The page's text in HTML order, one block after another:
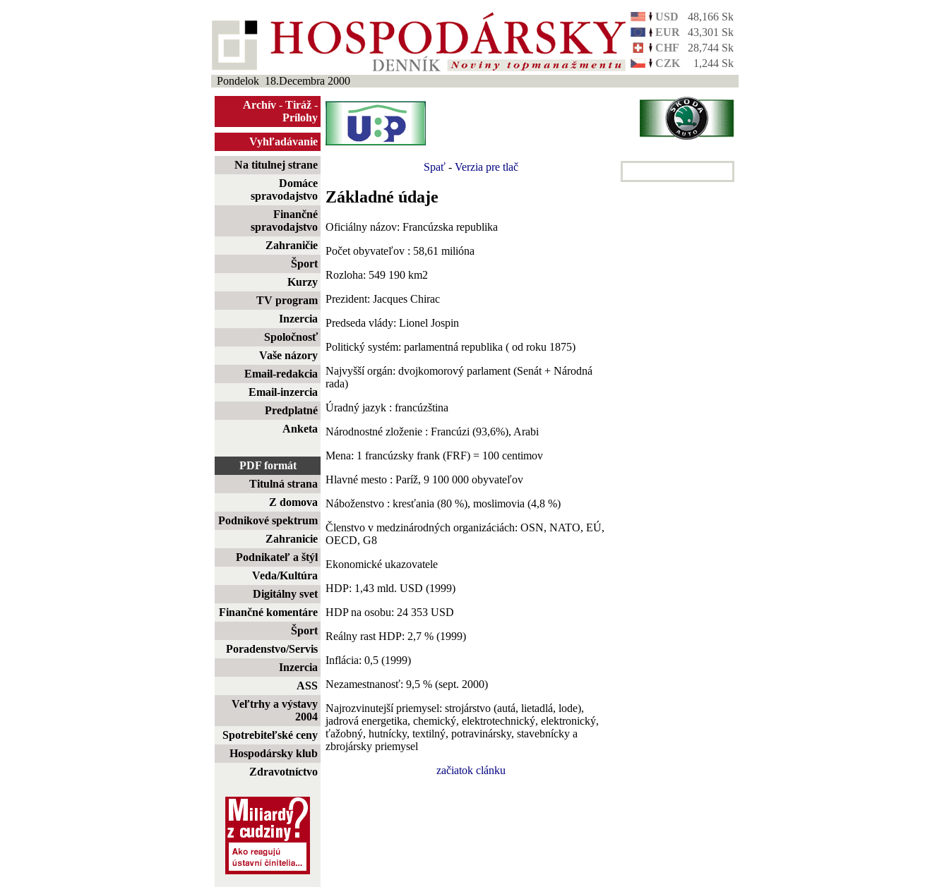
USD
48,166 Sk
EUR
43,301 Sk
CHF
28,744 Sk
CZK
1,244 Sk
Pondelok 18.Decembra 2000
Archív - Tiráž -
Prílohy
Vyhľadávanie
Na titulnej strane
Domáce
spravodajstvo
Finančné
spravodajstvo
Zahraničie
Šport
Kurzy
TV program
Inzercia
Spoločnosť
Vaše názory
Email-redakcia
Email-inzercia
Predplatné
Anketa
PDF formát
Titulná strana
Z domova
Podnikové spektrum
Zahranicie
Podnikateľ a štýl
Veda/Kultúra
Digitálny svet
Finančné komentáre
Šport
Poradenstvo/Servis
Inzercia
ASS
Veľtrhy a výstavy
2004
Spotrebiteľské ceny
Hospodársky klub
Zdravotníctvo
Spať- Verzia pre tlač
Základné údaje
Oficiálny názov: Francúzska republika
Počet obyvateľov : 58,61 milióna
Rozloha: 549 190 km2
Prezident: Jacques Chirac
Predseda vlády: Lionel Jospin
Politický systém: parlamentná republika ( od roku 1875)
Najvyšší orgán: dvojkomorový parlament (Senát + Národná
rada)
Úradný jazyk : francúzština
Národnostné zloženie : Francúzi (93,6%), Arabi
Mena: 1 francúzsky frank (FRF) = 100 centimov
Hlavné mesto : Paríž, 9 100 000 obyvateľov
Náboženstvo : kresťania (80 %), moslimovia (4,8 %)
Členstvo v medzinárodných organizáciách: OSN, NATO, EÚ,
OECD, G8
Ekonomické ukazovatele
HDP: 1,43 mld. USD (1999)
HDP na osobu: 24 353 USD
Reálny rast HDP: 2,7 % (1999)
Inflácia: 0,5 (1999)
Nezamestnanosť: 9,5 % (sept. 2000)
Najrozvinutejší priemysel: strojárstvo (autá, lietadlá, lode),
jadrová energetika, chemický, elektrotechnický, elektronický,
ťažobný, hutnícky, textilný, potravinársky, stavebnícky a
zbrojársky priemysel
začiatok clánku